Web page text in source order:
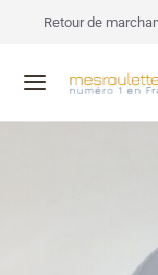
Retour de